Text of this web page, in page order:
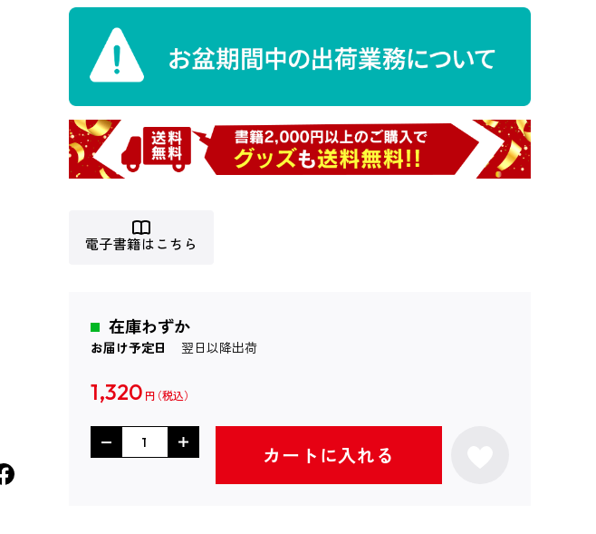
電子書籍はこちら
在庫わずか
お届け予定日 翌日以降出荷
1,320 円
カートに入れる